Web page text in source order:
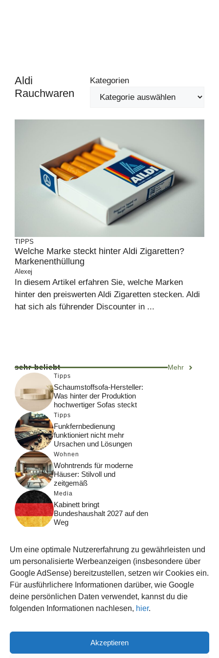
Um eine optimale Nutzererfahrung zu gewährleisten und
um personalisierte Werbeanzeigen (insbesondere über
Google AdSense) bereitzustellen, setzen wir Cookies ein.
Für ausführlichere Informationen darüber, wie Google
deine persönlichen Daten verwendet, kannst du die
folgenden Informationen nachlesen, hier.
Akzeptieren
Aldi
Rauchwaren
Kategorien
TIPPS
Welche Marke steckt hinter Aldi Zigaretten?
Markenenthüllung
Alexej
In diesem Artikel erfahren Sie, welche Marken
hinter den preiswerten Aldi Zigaretten stecken. Aldi
hat sich als führender Discounter in ...
sehr beliebt Mehr
Tipps
Schaumstoffsofa-Hersteller:
Was hinter der Produktion
hochwertiger Sofas steckt
Tipps
Funkfernbedienung
funktioniert nicht mehr
Ursachen und Lösungen
Wohnen
Wohntrends für moderne
Häuser: Stilvoll und
zeitgemäß
Media
Kabinett bringt
Bundeshaushalt 2027 auf den
Weg
Funktionsweise, Prozesse
und Rankinglogik
Computer
Wieso habe ich im moment
kein Internet?
© 2026 WISSEN123.DE
IMPRESSUM